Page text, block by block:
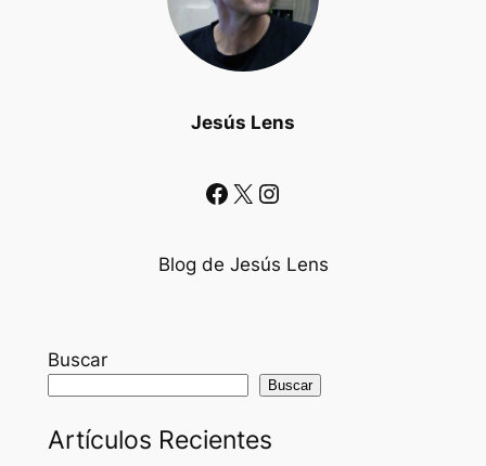
Jesús Lens
Facebook X Instagram
Blog de Jesús Lens
Buscar
Buscar
Artículos Recientes